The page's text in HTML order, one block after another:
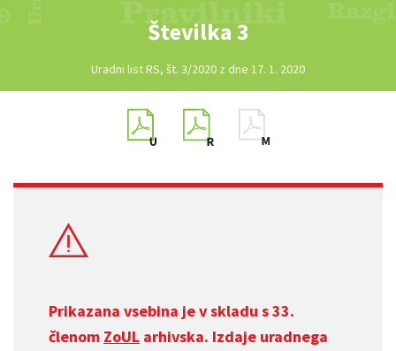
Številka 3
Uradni list RS, št. 3/2020 z dne 17. 1. 2020
Prikazana vsebina je v skladu s 33.
členom ZoUL arhivska. Izdaje uradnega